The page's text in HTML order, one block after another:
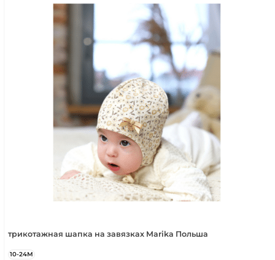
трикотажная шапка на завязках Marika Польша
10-24М